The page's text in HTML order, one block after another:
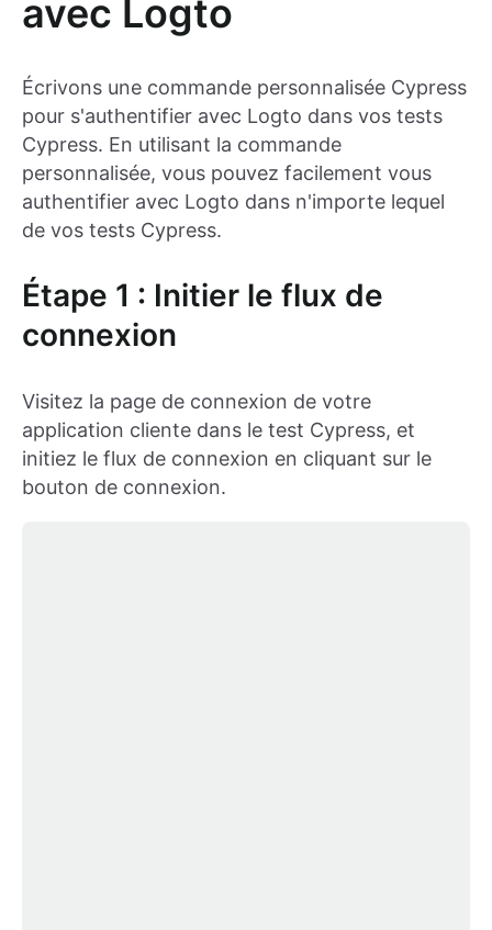
avec Logto
Écrivons une commande personnalisée Cypress
pour s'authentifier avec Logto dans vos tests
Cypress. En utilisant la commande
personnalisée, vous pouvez facilement vous
authentifier avec Logto dans n'importe lequel
de vos tests Cypress.
Étape 1 : Initier le flux de
connexion
Visitez la page de connexion de votre
application cliente dans le test Cypress, et
initiez le flux de connexion en cliquant sur le
bouton de connexion.